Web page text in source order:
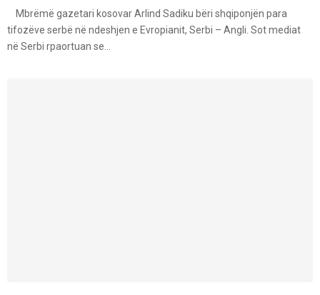
Mbrëmë gazetari kosovar Arlind Sadiku bëri shqiponjën para
tifozëve serbë në ndeshjen e Evropianit, Serbi – Angli. Sot mediat
në Serbi rpaortuan se...